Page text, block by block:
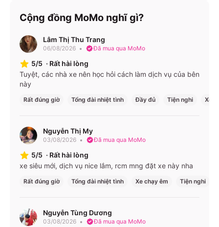
Cộng đồng MoMo nghĩ gì?
Lâm Thị Thu Trang
06/08/2026 Đã mua qua MoMo
5/5 · Rất hài lòng
Tuyệt, các nhà xe nên học hỏi cách làm dịch vụ của bên
này
Rất đúng giờ Tổng đài nhiệt tình Đầy đủ Tiện nghi Xe
Nguyễn Thị My
03/08/2026 Đã mua qua MoMo
5/5 · Rất hài lòng
xe siêu mới, dịch vụ nice lắm, rcm mng đặt xe này nha
Rất đúng giờ Tổng đài nhiệt tình Xe chạy êm Tiện nghi
Nguyễn Tùng Dương
03/08/2026 Đã mua qua MoMo